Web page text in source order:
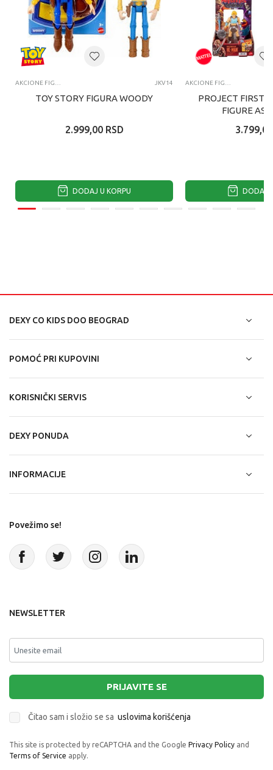
AKCIONE FIGURE I SETOVI JKV14
TOY STORY FIGURA WOODY
2.999,00 RSD
DODAJ U KORPU
AKCIONE FIGURE I SETOVI
PROJECT FIRST
FIGURE
3.799,00
DODAJ
DEXY CO KIDS DOO BEOGRAD
POMOĆ PRI KUPOVINI
KORISNIČKI SERVIS
DEXY PONUDA
INFORMACIJE
Povežimo se!
NEWSLETTER
PRIJAVITE SE
Čitao sam i složio se sa uslovima korišćenja
This site is protected by reCAPTCHA and the Google Privacy Policy and
Terms of Service apply.